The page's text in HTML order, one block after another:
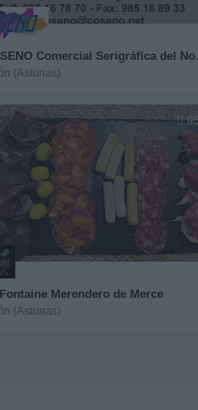
*
(Asturias)
Merendero de Merce
(Asturias)